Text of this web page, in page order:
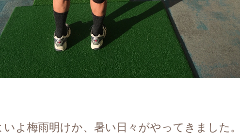
よ梅雨明けか、暑い日々がやってきました。